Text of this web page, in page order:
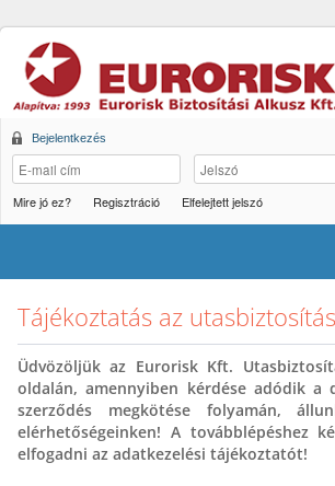
Bejelentkezés
Mire jó ez? Regisztráció Elfelejtett jelszó
Tájékoztatás az
Üdvözöljük az Eurorisk Kft.
oldalán, amennyiben kérdése adódik a
szerződés megkötése folyamán,
elérhetőségeinken! A továbblépéshez
elfogadni az adatkezelési tájékoztatót!